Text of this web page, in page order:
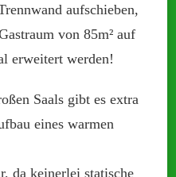
aufschieben,
von 85m² auf
erweitert werden!
Saals gibt es extra
eines warmen
da keinerlei statische